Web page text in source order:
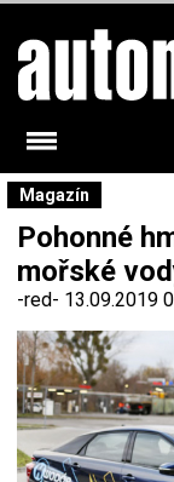
Magazín
Pohonné
mořské
-red- 13.09.2019